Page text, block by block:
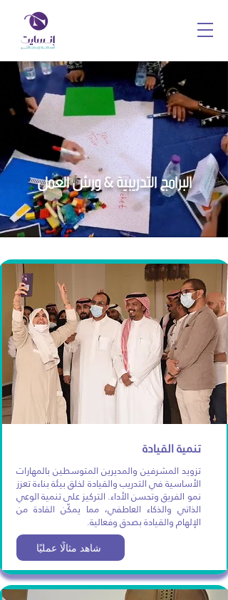
البرامج التدريبية & ورش العمل
تنمية القيادة
تزويد المشرفين والمديرين المتوسطين بالمهارات
الأساسية في التدريب والقيادة لخلق بيئة بناءة تعزز
نمو الفريق وتحسن الأداء. التركيز على تنمية الوعي
الذاتي والذكاء العاطفي، مما يمكّن القادة من
الإلهام والقيادة بصدق وفعالية.
شاهد مثالًا عمليًا